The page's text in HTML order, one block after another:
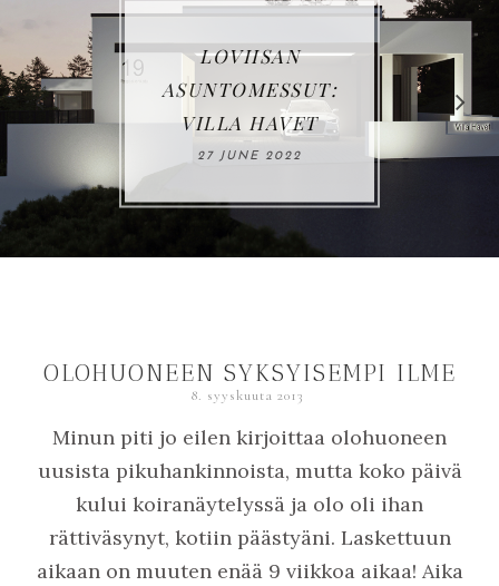
LOVIISAN
HAVET
OLOHUONEEN SYKSYISEMPI ILME
8. syyskuuta 2013
Minun piti jo eilen kirjoittaa olohuoneen
uusista pikuhankinnoista, mutta koko päivä
kului koiranäytelyssä ja olo oli ihan
rättiväsynyt, kotiin päästyäni. Laskettuun
aikaan on muuten enää 9 viikkoa aikaa! Aika